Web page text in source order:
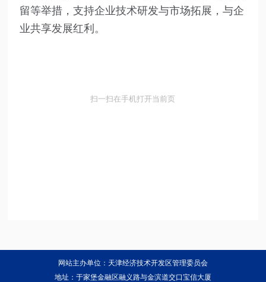
留等举措，支持企业技术研发与市场拓展，与企
业共享发展红利。
扫一扫在手机打开当前页
网站主办单位：天津经济技术开发区管理委员会
地址：于家堡金融区融义路与金滨道交口宝信大厦